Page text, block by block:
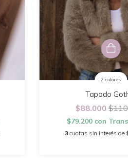
2 colores
Tapado
$88.000
$79.200 con
3 cuotas sin interés de